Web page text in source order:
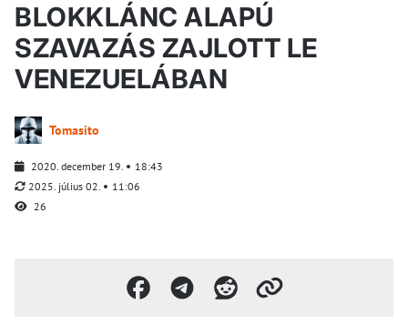
BLOKKLÁNC ALAPÚ
SZAVAZÁS ZAJLOTT LE
VENEZUELÁBAN
Tomasito
2020. december 19.
18:43
2025. július 02.
11:06
26